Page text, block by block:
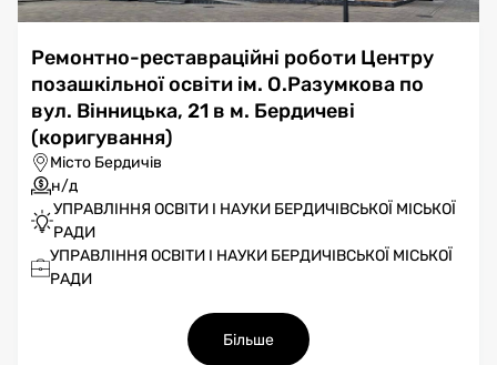
Ремонтно-реставраційні роботи Центру
позашкільної освіти ім. О.Разумкова по
вул. Вінницька, 21 в м. Бердичеві
(коригування)
Місто Бердичів
н/д
УПРАВЛІННЯ ОСВІТИ І НАУКИ БЕРДИЧІВСЬКОЇ МІСЬКОЇ
РАДИ
УПРАВЛІННЯ ОСВІТИ І НАУКИ БЕРДИЧІВСЬКОЇ МІСЬКОЇ
РАДИ
Більше